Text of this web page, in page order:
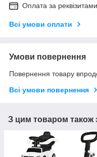
Оплата за реквізитами
Всі умови оплати
Умови повернення
Повернення товару
Всі умови повернення
З цим товаром також